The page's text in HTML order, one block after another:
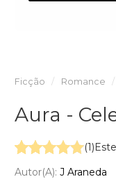
Ficção Romance
Aura -
(1)
Autor(a): J Araneda